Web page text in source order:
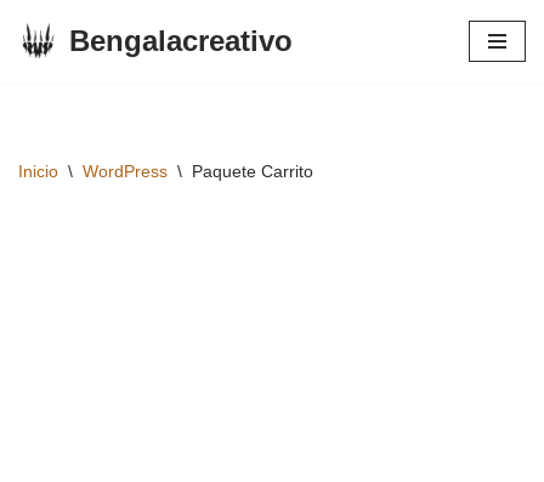
Bengalacreativo
Inicio \ WordPress \ Paquete Carrito